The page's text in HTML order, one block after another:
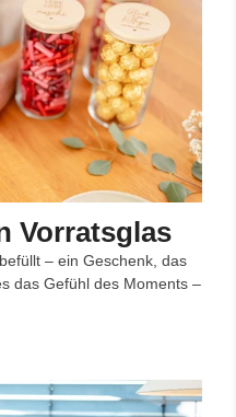
Vorratsglas
– ein Geschenk, das
das Gefühl des Moments –